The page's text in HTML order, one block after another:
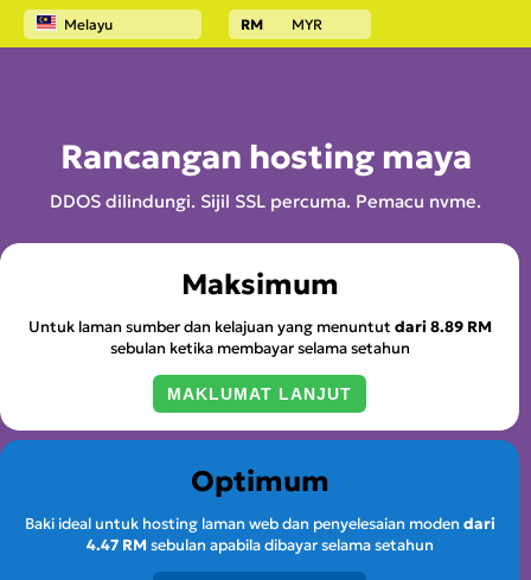
Melayu RM MYR
Laman Utama Hosting laman web
Rancangan hosting maya
DDOS dilindungi. Sijil SSL percuma. Pemacu nvme.
Maksimum
Untuk laman sumber dan kelajuan yang menuntut dari8.89 RM
sebulan ketika membayar selama setahun
MAKLUMAT LANJUT
Optimum
Baki ideal untuk hosting laman web dan penyelesaian moden dari
4.47 RMsebulan apabila dibayar selama setahun